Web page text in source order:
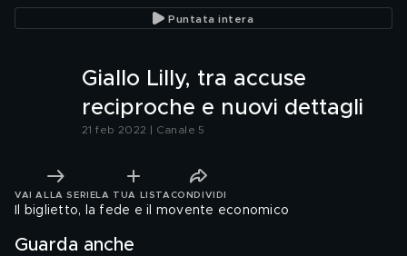
Puntata intera
Giallo Lilly, tra accuse
reciproche e nuovi dettagli
21 feb 2022 | Canale 5
VAI ALLA SERIE LA TUA LISTA CONDIVIDI
Il biglietto, la fede e il movente economico
Guarda anche